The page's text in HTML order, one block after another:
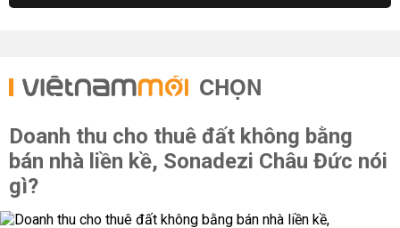
CHỌN
Doanh thu cho thuê đất không bằng
bán nhà liền kề, Sonadezi Châu Đức nói
gì?